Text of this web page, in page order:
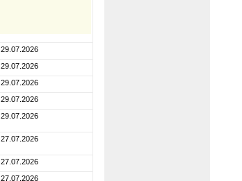
29.07.2026
29.07.2026
29.07.2026
29.07.2026
29.07.2026
27.07.2026
27.07.2026
27.07.2026